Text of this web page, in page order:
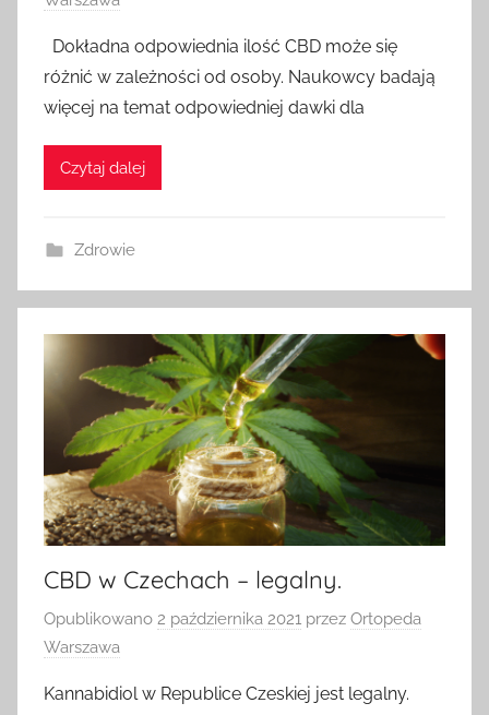
Dokładna odpowiednia ilość CBD może się
różnić w zależności od osoby. Naukowcy badają
więcej na temat odpowiedniej dawki dla
Czytaj dalej
Zdrowie
CBD w Czechach – legalny.
Opublikowano 2 października 2021 przez Ortopeda
Warszawa
Kannabidiol w Republice Czeskiej jest legalny.